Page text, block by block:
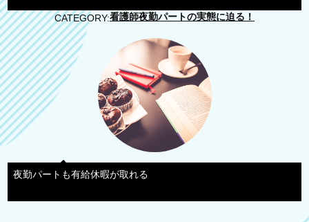
CATEGORY:看護師夜勤パートの実態に迫る！
夜勤パートも有給休暇が取れる